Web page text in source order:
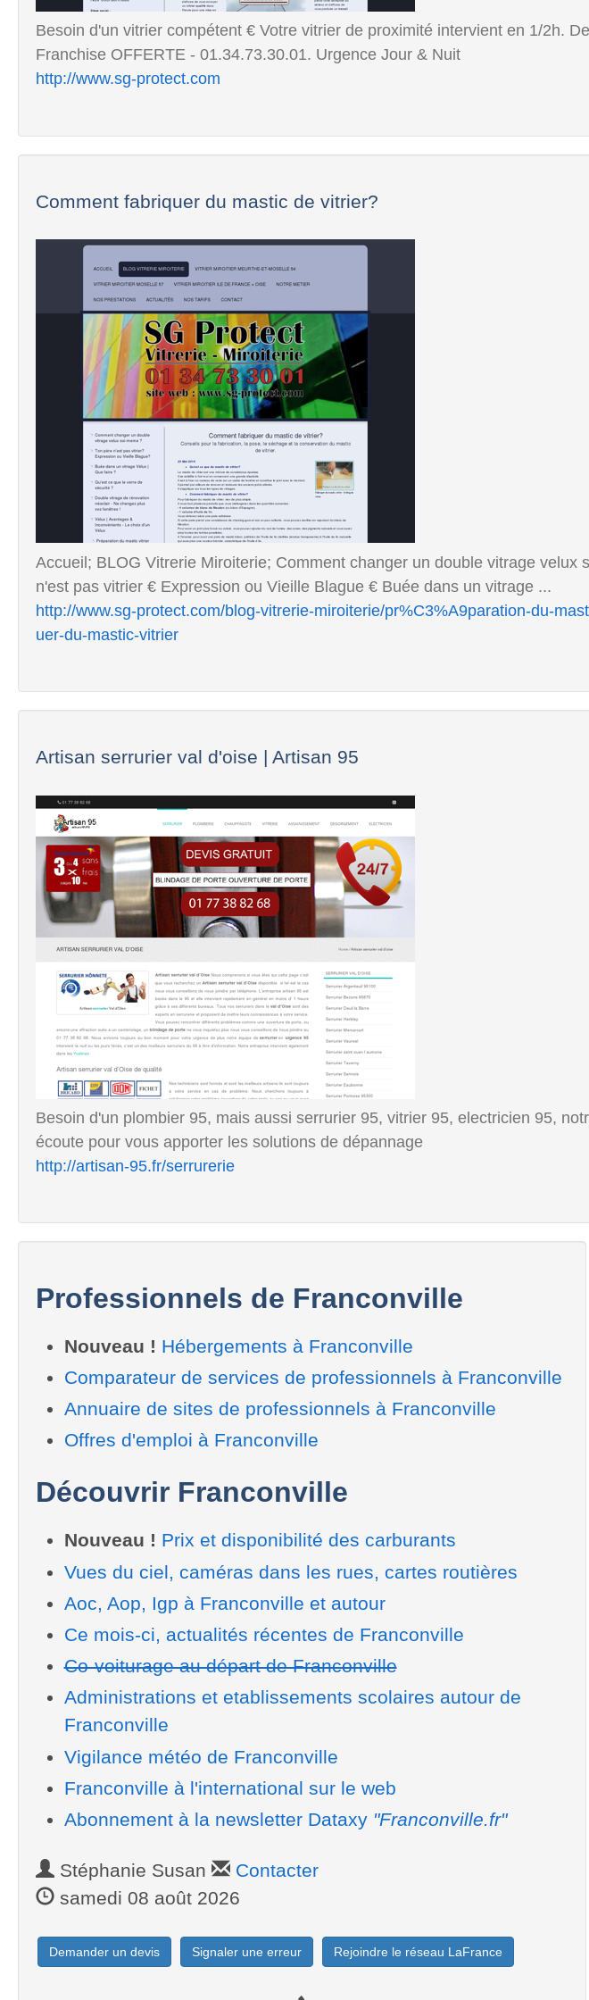
Besoin d'un vitrier compétent € Votre vitrier de proximité intervient en 1/2h.
Franchise OFFERTE - 01.34.73.30.01. Urgence Jour & Nuit
http://www.sg-protect.com
Comment fabriquer du mastic de vitrier?
Accueil; BLOG Vitrerie Miroiterie; Comment changer un double vitrage velux
n'est pas vitrier € Expression ou Vieille Blague € Buée dans un vitrage ...
http://www.sg-protect.com/blog-vitrerie-miroiterie/pr%C3%A9paration-du-
uer-du-mastic-vitrier
Artisan serrurier val d'oise | Artisan 95
Besoin d'un plombier 95, mais aussi serrurier 95, vitrier 95, electricien 95,
écoute pour vous apporter les solutions de dépannage
http://artisan-95.fr/serrurerie
Professionnels de Franconville
Nouveau ! Hébergements à Franconville
Comparateur de services de professionnels à Franconville
Annuaire de sites de professionnels à Franconville
Offres d'emploi à Franconville
Découvrir Franconville
Nouveau ! Prix et disponibilité des carburants
Vues du ciel, caméras dans les rues, cartes routières
Aoc, Aop, Igp à Franconville et autour
Ce mois-ci, actualités récentes de Franconville
Co-voiturage au départ de Franconville
Administrations et etablissements scolaires autour de
Franconville
Vigilance météo de Franconville
Franconville à l'international sur le web
Abonnement à la newsletter Dataxy "Franconville.fr"
Stéphanie Susan
Contacter
samedi 08 août 2026
Demander un devis Signaler une erreur Rejoindre le réseau LaFrance